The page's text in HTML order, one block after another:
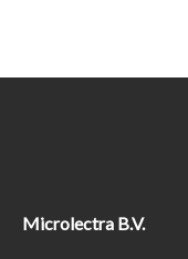
Microlectra B.V.